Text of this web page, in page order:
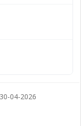
bedrijven. Op
die
30-04-2026